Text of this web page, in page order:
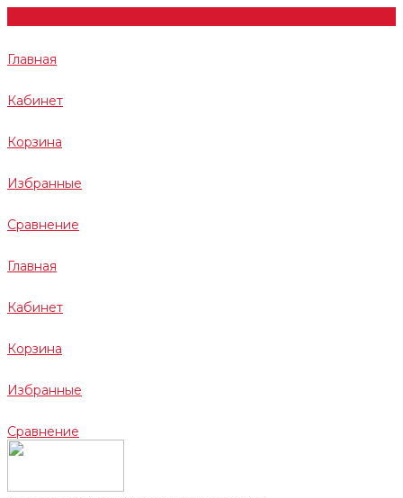
Главная
Кабинет
Корзина
Избранные
Сравнение
Главная
Кабинет
Корзина
Избранные
Сравнение